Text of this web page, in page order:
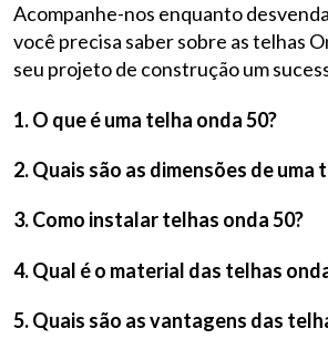
Acompanhe-nos enquanto
você precisa saber sobre as telhas
seu projeto de construção um
1. O que é uma telha onda 50?
2. Quais são as dimensões de uma
3. Como instalar telhas onda 50?
4. Qual é o material das telhas
5. Quais são as vantagens das